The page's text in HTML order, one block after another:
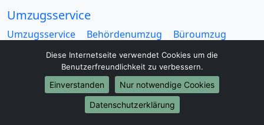
Umzugsservice
Umzugsservice Behördenumzug
Büroumzug
Mini Umzug
Praxisumzug
Privatumzug
Seniorenumzug
Studentenumzug
Beiladung
Entrümpelung
Halteverbotszone
Klaviertransport
Haushaltsauflösung
Möbeltaxi
Diese Internetseite verwendet Cookies um die
Benutzerfreundlichkeit zu verbessern.
Einverstanden
Nur notwendige Cookies
Datenschutzerklärung